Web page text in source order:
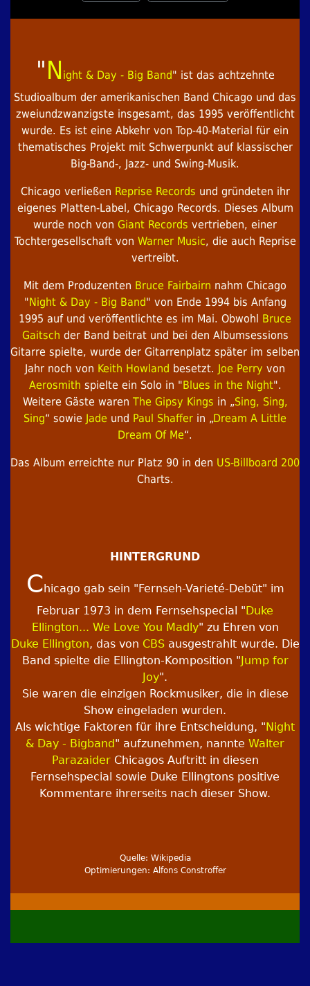
"N ight & Day - Big Band" ist das achtzehnte
Studioalbum der amerikanischen Band Chicago und das
zweiundzwanzigste insgesamt, das 1995 veröffentlicht
wurde. Es ist eine Abkehr von Top-40-Material für ein
thematisches Projekt mit Schwerpunkt auf klassischer
Big-Band-, Jazz- und Swing-Musik.
Chicago verließen Reprise Records und gründeten ihr
eigenes Platten-Label, Chicago Records. Dieses Album
wurde noch von Giant Records vertrieben, einer
Tochtergesellschaft von Warner Music, die auch Reprise
vertreibt.
Mit dem Produzenten Bruce Fairbairn nahm Chicago
"Night & Day - Big Band" von Ende 1994 bis Anfang
1995 auf und veröffentlichte es im Mai. Obwohl Bruce
Gaitsch der Band beitrat und bei den Albumsessions
Gitarre spielte, wurde der Gitarrenplatz später im selben
Jahr noch von Keith Howland besetzt. Joe Perry von
Aerosmith spielte ein Solo in "Blues in the Night".
Weitere Gäste waren The Gipsy Kings in „Sing, Sing,
Sing“ sowie Jade und Paul Shaffer in „Dream A Little
Dream Of Me“.
Das Album erreichte nur Platz 90 in den US-Billboard 200
Charts.
HINTERGRUND
Chicago gab sein "Fernseh-Varieté-Debüt" im
Februar 1973 in dem Fernsehspecial "Duke
Ellington... We Love You Madly" zu Ehren von
Duke Ellington, das von CBSausgestrahlt wurde. Die
Band spielte die Ellington-Komposition "Jump for
Joy".
Sie waren die einzigen Rockmusiker, die in diese
Show eingeladen wurden.
Als wichtige Faktoren für ihre Entscheidung, "Night
& Day - Bigband" aufzunehmen, nannte Walter
ParazaiderChicagos Auftritt in diesen
Fernsehspecial sowie Duke Ellingtons positive
Kommentare ihrerseits nach dieser Show.
Quelle: Wikipedia
Optimierungen: Alfons Constroffer